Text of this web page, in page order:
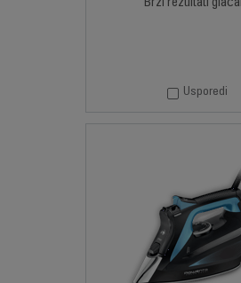
Brzi rezultati
Usporedi